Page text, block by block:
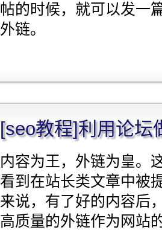
帖的时候，就可以发一
外链。
[seo教程]利用论坛
内容为王，外链为皇。
看到在站长类文章中被
来说，有了好的内容后
高质量的外链作为网站